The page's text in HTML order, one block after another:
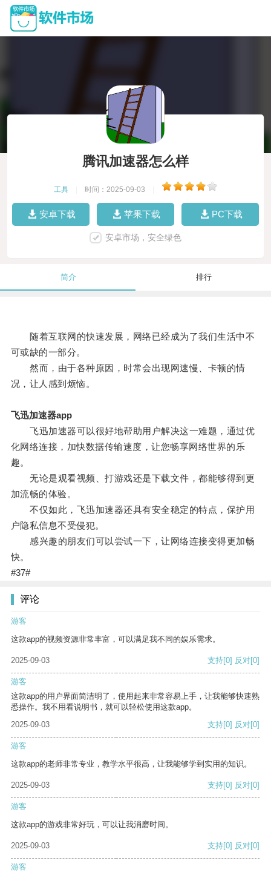
腾讯加速器怎么样
工具 时间：2025-09-03
安卓下载 苹果下载 PC下载
安卓市场，安全绿色
简介 排行
随着互联网的快速发展，网络已经成为了我们生活中不
可或缺的一部分。
然而，由于各种原因，时常会出现网速慢、卡顿的情
况，让人感到烦恼。
飞迅加速器app
飞迅加速器可以很好地帮助用户解决这一难题，通过优
化网络连接，加快数据传输速度，让您畅享网络世界的乐
趣。
无论是观看视频、打游戏还是下载文件，都能够得到更
加流畅的体验。
不仅如此，飞迅加速器还具有安全稳定的特点，保护用
户隐私信息不受侵犯。
感兴趣的朋友们可以尝试一下，让网络连接变得更加畅
快。
#37#
评论
游客
这款app的视频资源非常丰富，可以满足我不同的娱乐需求。
2025-09-03 支持[0] 反对[0]
游客
这款app的用户界面简洁明了，使用起来非常容易上手，让我能够快速熟
悉操作。我不用看说明书，就可以轻松使用这款app。
2025-09-03
支持[0] 反对[0]
游客
这款app的老师非常专业，教学水平很高，让我能够学到实用的知识。
2025-09-03 支持[0] 反对[0]
游客
这款app的游戏非常好玩，可以让我消磨时间。
2025-09-03 支持[0] 反对[0]
游客